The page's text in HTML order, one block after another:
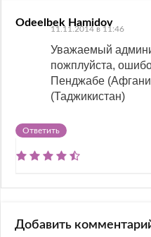
Odeelbek Hamidov
11.11.2014 в 11:46
Уважаемый
пожплуйста,
Пенджабе
(Таджикистан)
Ответить
Добавить